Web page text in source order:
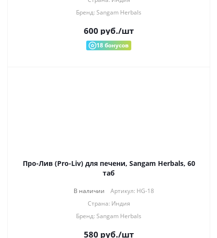
Бренд: Sangam Herbals
600 руб./шт
18бонусов
Про-Лив (Pro-Liv) для печени, Sangam Herbals, 60
таб
В наличии
Артикул: HG-18
Страна: Индия
Бренд: Sangam Herbals
580 руб./шт